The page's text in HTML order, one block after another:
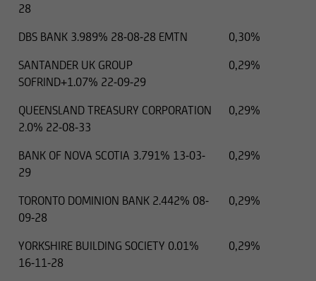
28
DBS BANK 3.989% 28-08-28 EMTN
0,30%
SANTANDER UK GROUP
SOFRIND+1.07% 22-09-29
0,29%
QUEENSLAND TREASURY CORPORATION
2.0% 22-08-33
0,29%
BANK OF NOVA SCOTIA 3.791% 13-03-
29
0,29%
TORONTO DOMINION BANK 2.442% 08-
09-28
0,29%
YORKSHIRE BUILDING SOCIETY 0.01%
16-11-28
0,29%